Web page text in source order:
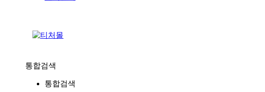
통합검색
통합검색